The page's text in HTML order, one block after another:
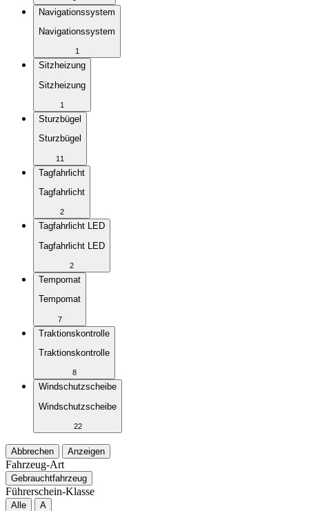
Navigationssystem
Navigationssystem
1
Sitzheizung
Sitzheizung
1
Sturzbügel
Sturzbügel
11
Tagfahrlicht
Tagfahrlicht
2
Tagfahrlicht LED
Tagfahrlicht LED
2
Tempomat
Tempomat
7
Traktionskontrolle
Traktionskontrolle
8
Windschutzscheibe
Windschutzscheibe
22
Abbrechen Anzeigen
Fahrzeug-Art
Gebrauchtfahrzeug
Führerschein-Klasse
Alle A